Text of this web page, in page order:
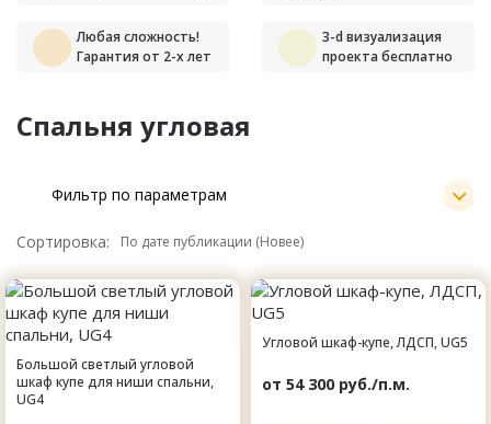
Любая сложность!
Гарантия от 2-х лет
3-d визуализация
проекта бесплатно
Спальня угловая
Фильтр по параметрам
Сортировка:
Большой светлый угловой
шкаф купе для ниши спальни,
UG4
Угловой шкаф-купе, ЛДСП, UG5
от 54 300 руб./п.м.